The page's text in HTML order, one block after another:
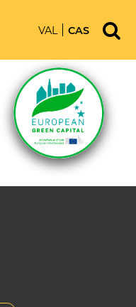
VAL CAS